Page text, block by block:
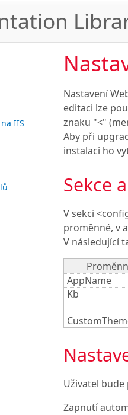
IIS
Nastavení
editaci lze
znaku "<"
Aby při
instalaci ho
Sekce
V sekci
proměnné, v
V následující
AppName
Kb
Uživatel
Zapnutí